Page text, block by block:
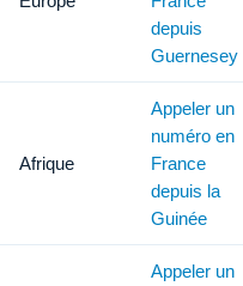
depuis
Guernesey
Afrique
Appeler un
numéro en
France
depuis la
Guinée
Appeler un